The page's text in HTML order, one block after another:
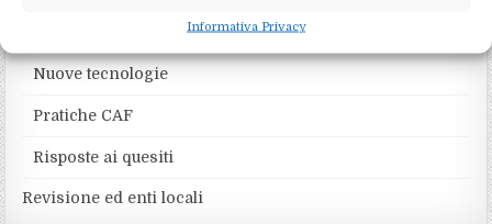
Informativa Privacy
Nuove tecnologie
Pratiche CAF
Risposte ai quesiti
Revisione ed enti locali